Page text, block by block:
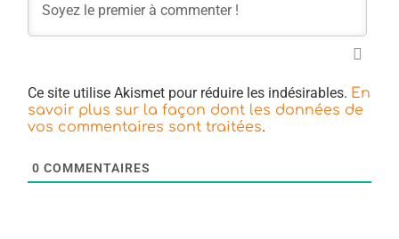
Ce site utilise Akismet pour réduire les indésirables. En
savoir plus sur la façon dont les données de
vos commentaires sont traitées.
0 COMMENTAIRES